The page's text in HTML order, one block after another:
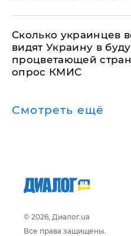
Сколько украинцев
видят Украину в
процветающей
опрос КМИС
Смотреть ещё
© 2026, Диалог.ua
Все права защищены.